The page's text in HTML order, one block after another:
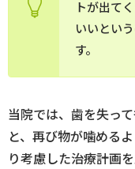
トが出て
いいとい
す。
当院では、歯を失っ
と、再び物が噛める
り考慮した治療計画